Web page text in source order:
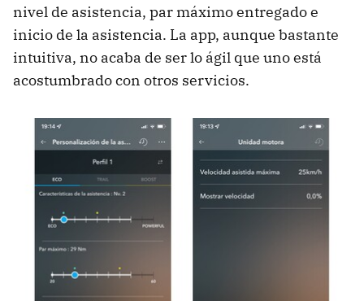
nivel de asistencia, par máximo entregado e
inicio de la asistencia. La app, aunque bastante
intuitiva, no acaba de ser lo ágil que uno está
acostumbrado con otros servicios.